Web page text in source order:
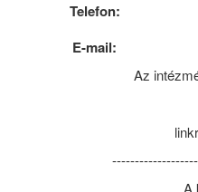
Telefon:
E-mail:
Az
A